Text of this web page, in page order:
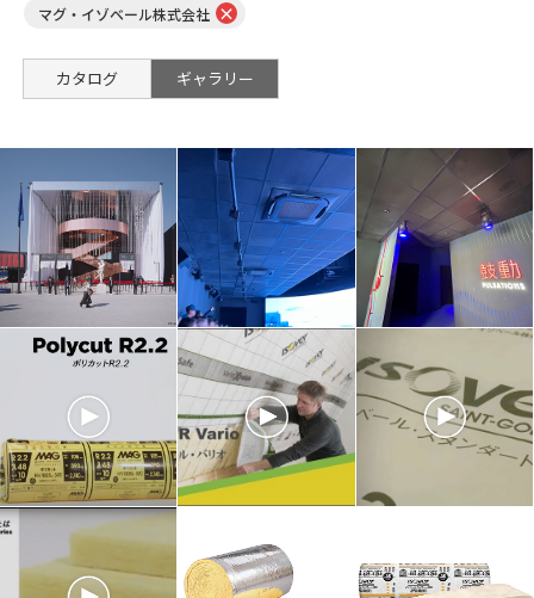
マグ・イゾベール株式会社 ×
カタログ ギャラリー